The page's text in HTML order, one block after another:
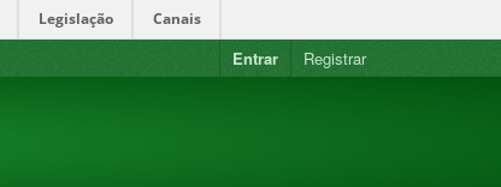
Legislação Canais
Entrar Registrar